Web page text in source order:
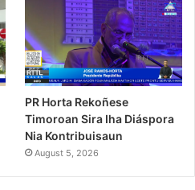
PR Horta Rekoñese
Timoroan Sira Iha Diáspora
Nia Kontribuisaun
August 5, 2026